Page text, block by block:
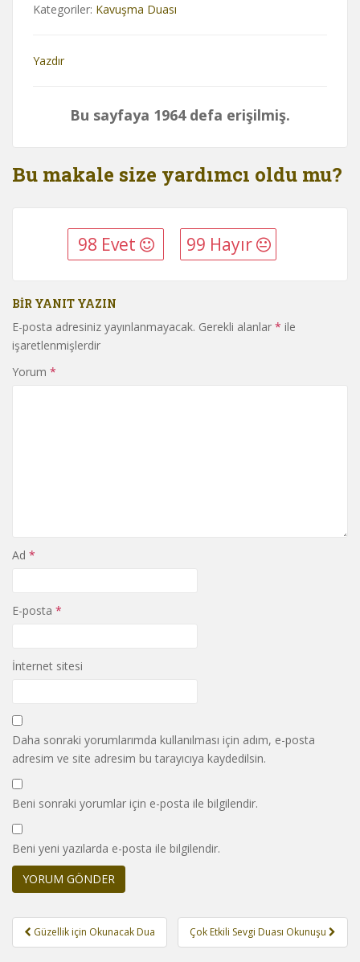
Kategoriler: Kavuşma Duası
Yazdır
Bu sayfaya 1964 defa erişilmiş.
Bu makale size yardımcı oldu mu?
98 Evet 99 Hayır
BIR YANIT YAZIN
E-posta adresiniz yayınlanmayacak. Gerekli alanlar * ile
işaretlenmişlerdir
Yorum *
Ad *
E-posta *
İnternet sitesi
Daha sonraki yorumlarımda kullanılması için adım, e-posta
adresim ve site adresim bu tarayıcıya kaydedilsin.
Beni sonraki yorumlar için e-posta ile bilgilendir.
Beni yeni yazılarda e-posta ile bilgilendir.
Yazı
gezinmesi
Güzellik için Okunacak Dua Çok Etkili Sevgi Duası Okunuşu